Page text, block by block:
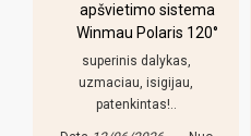
apšvietimo sistema
Winmau Polaris 120°
superinis dalykas,
uzmaciau, isigijau,
patenkintas!..